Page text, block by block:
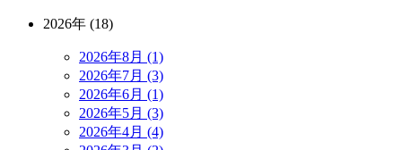
2026年 (18)
2026年8月 (1)
2026年7月 (3)
2026年6月 (1)
2026年5月 (3)
2026年4月 (4)